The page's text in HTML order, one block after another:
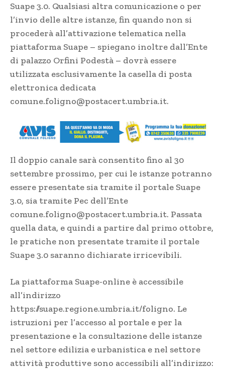
Suape 3.0. Qualsiasi altra comunicazione o per
l’invio delle altre istanze, fin quando non si
procederà all’attivazione telematica nella
piattaforma Suape – spiegano inoltre dall’Ente
di palazzo Orfini Podestà – dovrà essere
utilizzata esclusivamente la casella di posta
elettronica dedicata
comune.foligno@postacert.umbria.it.
Il doppio canale sarà consentito fino al 30
settembre prossimo, per cui le istanze potranno
essere presentate sia tramite il portale Suape
3.0, sia tramite Pec dell’Ente
comune.foligno@postacert.umbria.it. Passata
quella data, e quindi a partire dal primo ottobre,
le pratiche non presentate tramite il portale
Suape 3.0 saranno dichiarate irricevibili.
La piattaforma Suape-online è accessibile
all’indirizzo
https://suape.regione.umbria.it/foligno. Le
istruzioni per l’accesso al portale e per la
presentazione e la consultazione delle istanze
nel settore edilizia e urbanistica e nel settore
attività produttive sono accessibili all’indirizzo: